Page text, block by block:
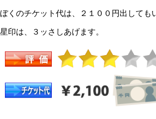
ぼくのチケット代は、２１００円出しても
星印は、３ッさしあげます。